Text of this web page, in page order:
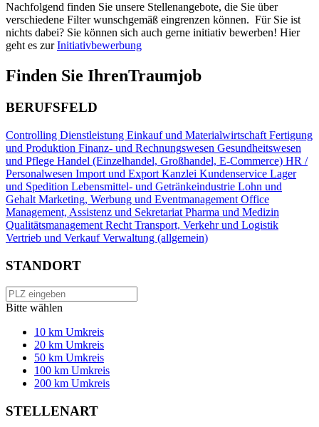
Nachfolgend finden Sie unsere Stellenangebote, die Sie über
verschiedene Filter wunschgemäß eingrenzen können. Für Sie ist
nichts dabei? Sie können sich auch gerne initiativ bewerben! Hier
geht es zurInitiativbewerbung
Finden Sie IhrenTraumjob
BERUFSFELD
Controlling Dienstleistung Einkauf und Materialwirtschaft Fertigung
und Produktion Finanz- und Rechnungswesen Gesundheitswesen
und Pflege Handel (Einzelhandel, Großhandel, E-Commerce) HR /
Personalwesen Import und Export Kanzlei Kundenservice Lager
und Spedition Lebensmittel- und Getränkeindustrie Lohn und
Gehalt Marketing, Werbung und Eventmanagement Office
Management, Assistenz und Sekretariat Pharma und Medizin
Qualitätsmanagement Recht Transport, Verkehr und Logistik
Vertrieb und VerkaufVerwaltung (allgemein)
STANDORT
Bitte wählen
10 km Umkreis
20 km Umkreis
50 km Umkreis
100 km Umkreis
200 km Umkreis
STELLENART